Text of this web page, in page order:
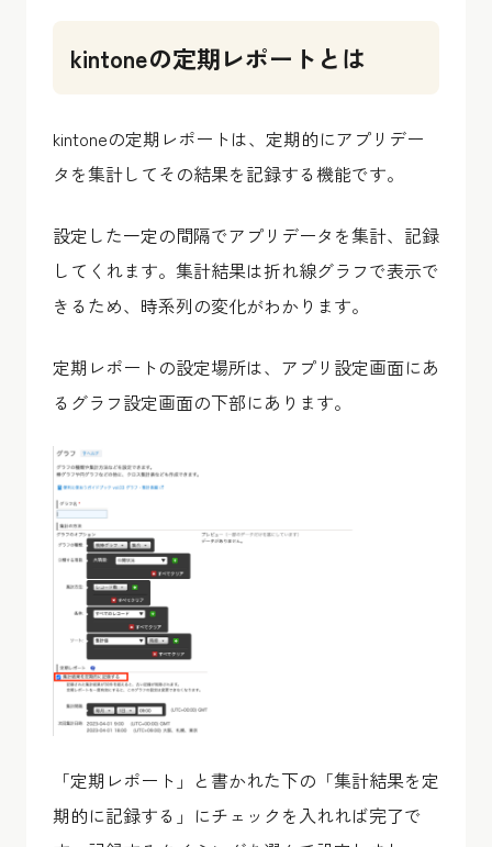
kintoneの定期レポートとは
kintoneの定期レポートは、定期的にアプリデー
タを集計してその結果を記録する機能です。
設定した一定の間隔でアプリデータを集計、記録
してくれます。集計結果は折れ線グラフで表示で
きるため、時系列の変化がわかります。
定期レポートの設定場所は、アプリ設定画面にあ
るグラフ設定画面の下部にあります。
「定期レポート」と書かれた下の「集計結果を定
期的に記録する」にチェックを入れれば完了で